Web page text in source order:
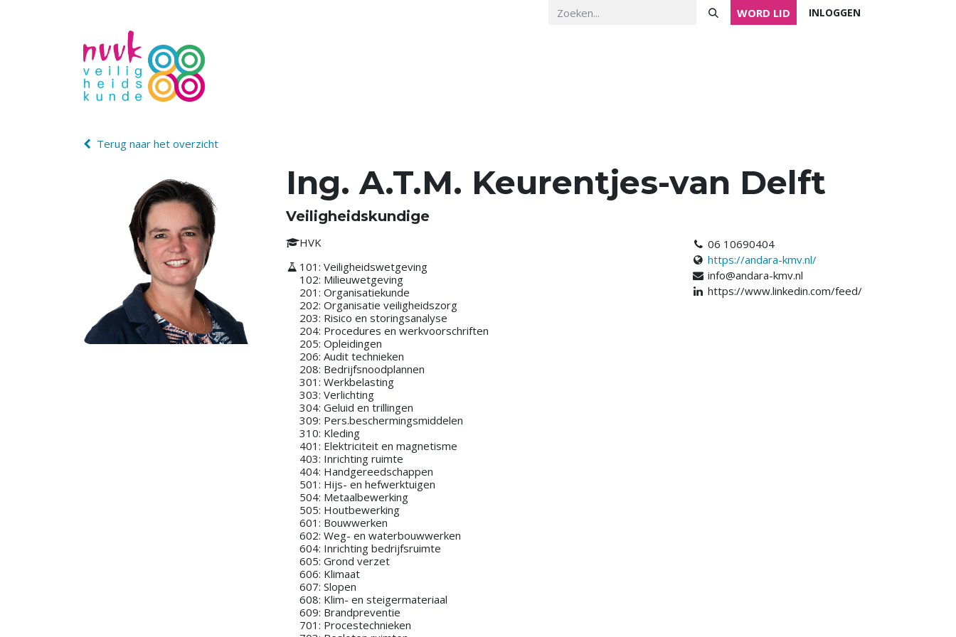
WORD LID INLOGGEN
Terug naar het overzicht
Ing. A.T.M. Keurentjes-van Delft
Veiligheidskundige
HVK
101: Veiligheidswetgeving
102: Milieuwetgeving
201: Organisatiekunde
202: Organisatie veiligheidszorg
203: Risico en storingsanalyse
204: Procedures en werkvoorschriften
205: Opleidingen
206: Audit technieken
208: Bedrijfsnoodplannen
301: Werkbelasting
303: Verlichting
304: Geluid en trillingen
309: Pers.beschermingsmiddelen
310: Kleding
401: Elektriciteit en magnetisme
403: Inrichting ruimte
404: Handgereedschappen
501: Hijs- en hefwerktuigen
504: Metaalbewerking
505: Houtbewerking
601: Bouwwerken
602: Weg- en waterbouwwerken
604: Inrichting bedrijfsruimte
605: Grond verzet
606: Klimaat
607: Slopen
608: Klim- en steigermateriaal
609: Brandpreventie
701: Procestechnieken
06 10690404
https://andara-kmv.nl/
info@andara-kmv.nl
https://www.linkedin.com/feed/